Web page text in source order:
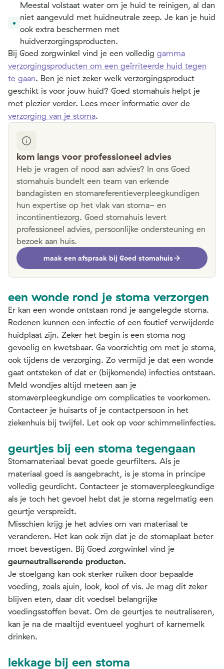
Meestal volstaat water om je huid te reinigen, al dan
niet aangevuld met huidneutrale zeep. Je kan je huid
ook extra beschermen met
huidverzorgingsproducten.
Bij Goed zorgwinkel vind je een volledig gamma
verzorgingsproducten om een geïrriteerde huid tegen
te gaan. Ben je niet zeker welk verzorgingsproduct
geschikt is voor jouw huid? Goed stomahuis helpt je
met plezier verder. Lees meer informatie over de
verzorging van je stoma.
kom langs voor professioneel advies
Heb je vragen of nood aan advies? In ons Goed
stomahuis bundelt een team van erkende
bandagisten en stomareferentieverpleegkundigen
hun expertise op het vlak van stoma- en
incontinentiezorg. Goed stomahuis levert
professioneel advies, persoonlijke ondersteuning en
bezoek aan huis.
maak een afspraak bij Goed stomahuis
een wonde rond je stoma verzorgen
Er kan een wonde ontstaan rond je aangelegde stoma.
Redenen kunnen een infectie of een foutief verwijderde
huidplaat zijn. Zeker het begin is een stoma nog
gevoelig en kwetsbaar. Ga voorzichtig om met je stoma,
ook tijdens de verzorging. Zo vermijd je dat een wonde
gaat ontsteken of dat er (bijkomende) infecties ontstaan.
Meld wondjes altijd meteen aan je
stomaverpleegkundige om complicaties te voorkomen.
Contacteer je huisarts of je contactpersoon in het
ziekenhuis bij twijfel. Let ook op voor schimmelinfecties.
geurtjes bij een stoma tegengaan
Stomamateriaal bevat goede geurfilters. Als je
materiaal goed is aangebracht, is je stoma in principe
volledig geurdicht. Contacteer je stomaverpleegkundige
als je toch het gevoel hebt dat je stoma regelmatig een
geurtje verspreidt.
Misschien krijg je het advies om van materiaal te
veranderen. Het kan ook zijn dat je de stomaplaat beter
moet bevestigen. Bij Goed zorgwinkel vind je
geurneutraliserende producten.
Je stoelgang kan ook sterker ruiken door bepaalde
voeding, zoals ajuin, look, kool of vis. Je mag dit zeker
blijven eten, daar dit voedsel belangrijke
voedingsstoffen bevat. Om de geurtjes te neutraliseren,
kan je na de maaltijd eventueel yoghurt of karnemelk
drinken.
lekkage bij een stoma